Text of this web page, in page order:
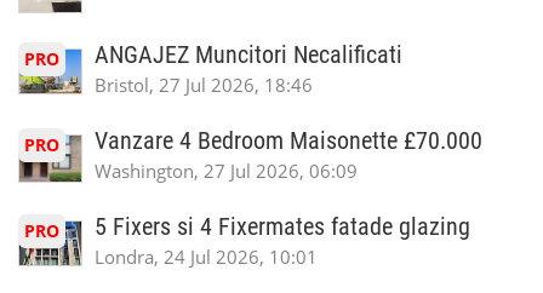
PRO ANGAJEZ Muncitori Necalificati
Bristol, 27 Jul 2026, 18:46
PRO Vanzare 4 Bedroom Maisonette £70.000
Washington, 27 Jul 2026, 06:09
PRO 5 Fixers si 4 Fixermates fatade glazing
Londra, 24 Jul 2026, 10:01